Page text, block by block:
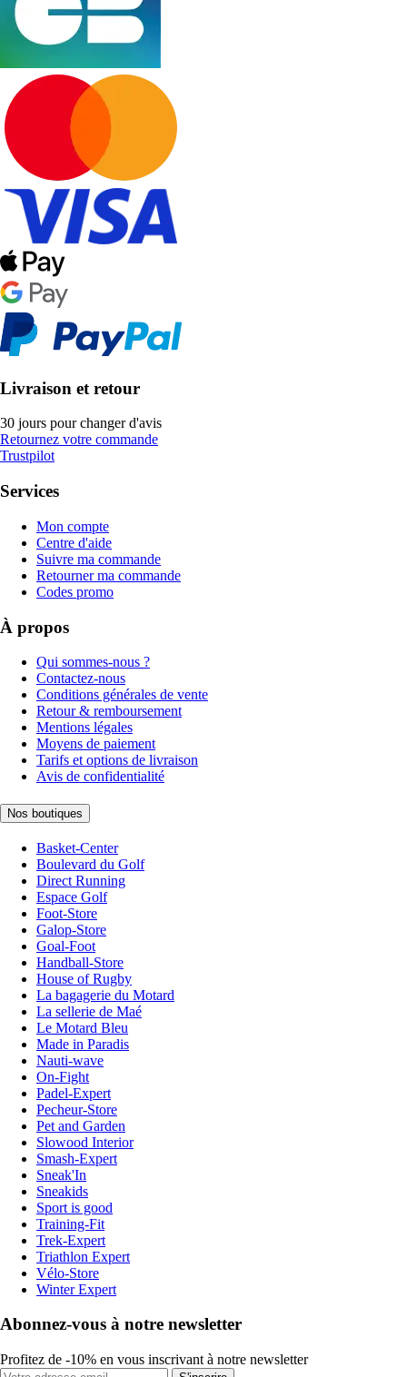
Livraison et retour
30 jours pour changer d'avis
Retournez votre commande
Trustpilot
Services
Mon compte
Centre d'aide
Suivre ma commande
Retourner ma commande
Codes promo
À propos
Qui sommes-nous ?
Contactez-nous
Conditions générales de vente
Retour & remboursement
Mentions légales
Moyens de paiement
Tarifs et options de livraison
Avis de confidentialité
Nos boutiques
Basket-Center
Boulevard du Golf
Direct Running
Espace Golf
Foot-Store
Galop-Store
Goal-Foot
Handball-Store
House of Rugby
La bagagerie du Motard
La sellerie de Maé
Le Motard Bleu
Made in Paradis
Nauti-wave
On-Fight
Padel-Expert
Pecheur-Store
Pet and Garden
Slowood Interior
Smash-Expert
Sneak'In
Sneakids
Sport is good
Training-Fit
Trek-Expert
Triathlon Expert
Vélo-Store
Winter Expert
Abonnez-vous à notre newsletter
Profitez de -10% en vous inscrivant à notre newsletter